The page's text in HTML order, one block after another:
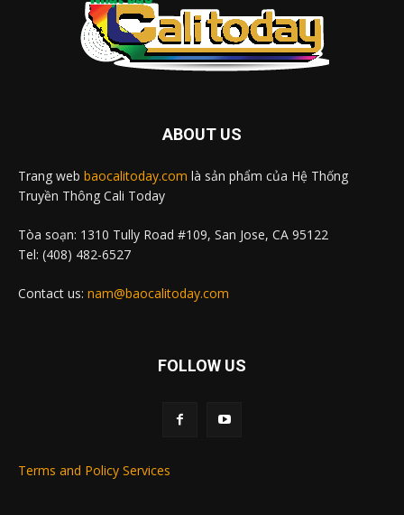
ABOUT US
Trang web baocalitoday.com là sản phẩm của Hệ Thống
Truyền Thông Cali Today
Tòa soạn: 1310 Tully Road #109, San Jose, CA 95122
Tel: (408) 482-6527
Contact us: nam@baocalitoday.com
FOLLOW US
Terms and Policy Services